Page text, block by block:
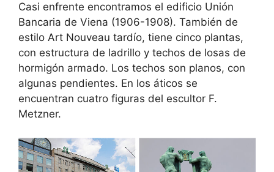
Casi enfrente encontramos el edificio Unión
Bancaria de Viena (1906-1908). También de
estilo Art Nouveau tardío, tiene cinco plantas,
con estructura de ladrillo y techos de losas de
hormigón armado. Los techos son planos, con
algunas pendientes. En los áticos se
encuentran cuatro figuras del escultor F.
Metzner.